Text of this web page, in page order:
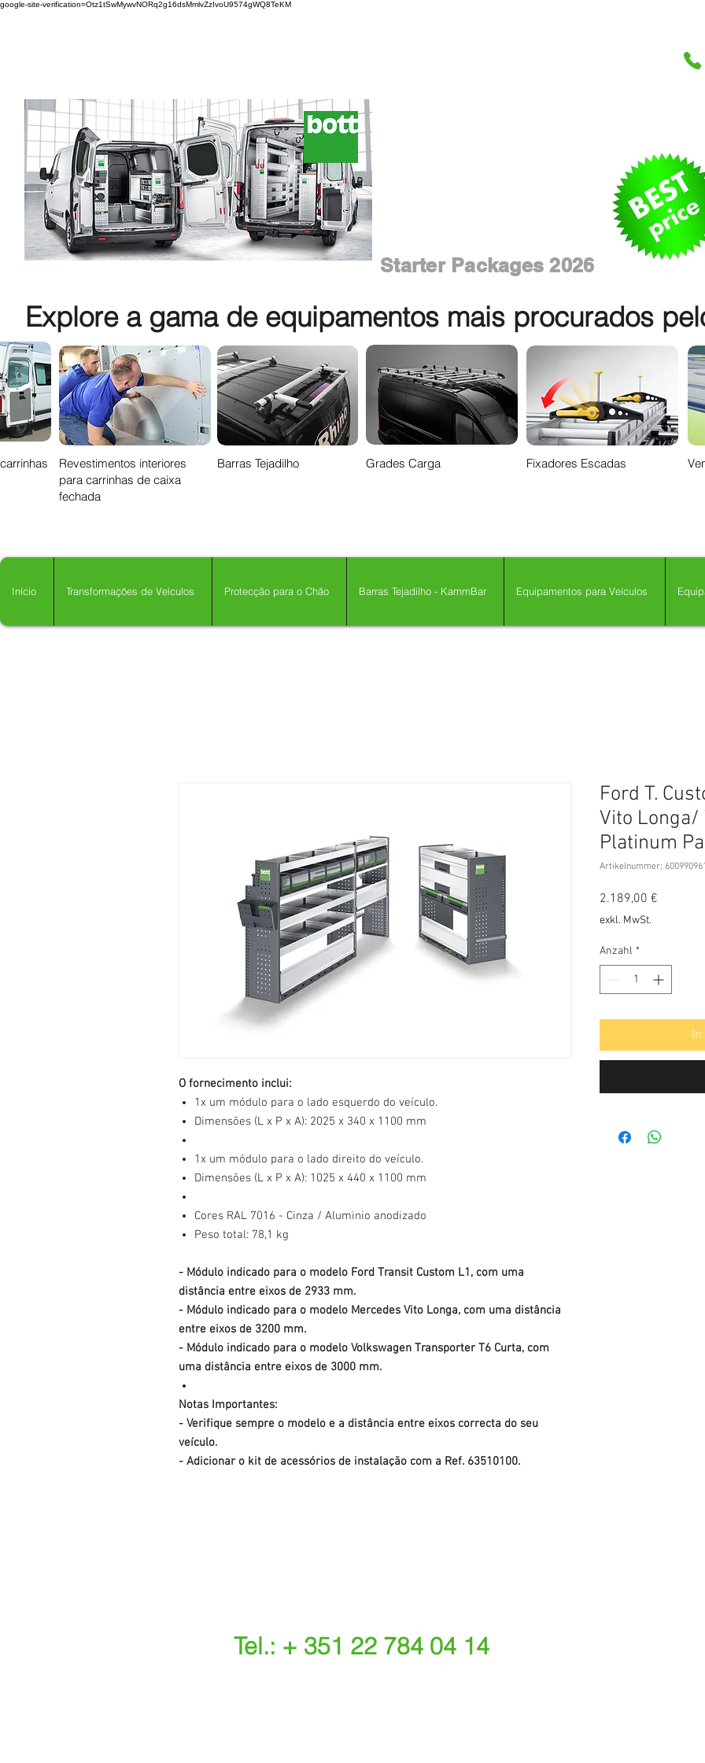
google-site-verification=Otz1tSwMywvNORq2g16dsMmlvZzIvoU9574gWQ8TeKM
Starter Packages 2026
Explore a gama de equipamentos mais procurados
Revestimentos interiores
para carrinhas de caixa
fechada
Barras Tejadilho Grades Carga Fixadores Escadas
Início Transformações de Veículos Protecção para o Chão Barras Tejadilho - KammBar Equipamentos para Veículos
O fornecimento inclui:
1x um módulo para o lado esquerdo do veículo.
Dimensões (L x P x A): 2025 x 340 x 1100 mm
1x um módulo para o lado direito do veículo.
Dimensões (L x P x A): 1025 x 440 x 1100 mm
Cores RAL 7016 - Cinza / Aluminio anodizado
Peso total: 78,1 kg
- Módulo indicado para o modelo Ford Transit Custom L1, com uma
distância entre eixos de 2933 mm.
- Módulo indicado para o modelo Mercedes Vito Longa, com uma distância
entre eixos de 3200 mm.
- Módulo indicado para o modelo Volkswagen Transporter T6 Curta, com
uma distância entre eixos de 3000 mm.
Notas Importantes:
- Verifique sempre o modelo e a distância entre eixos correcta do seu
veículo.
- Adicionar o kit de acessórios de instalação com a Ref. 63510100.
Ford T.
Vito Longa/
Platinum
Artikelnummer:
2.189,00 €
exkl. MwSt.
Anzahl *
In
Tel.: + 351 22 784 04 14